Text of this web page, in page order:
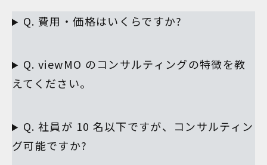
Q. 費用・価格はいくらですか?
Q. viewMO のコンサルティングの特徴を教
えてください。
Q. 社員が 10 名以下ですが、コンサルティン
グ可能ですか?